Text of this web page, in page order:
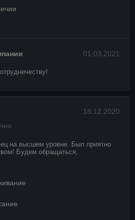
01.03.2021
18.12.2020
на высшем уровне. Был приятно
Будем обращаться,